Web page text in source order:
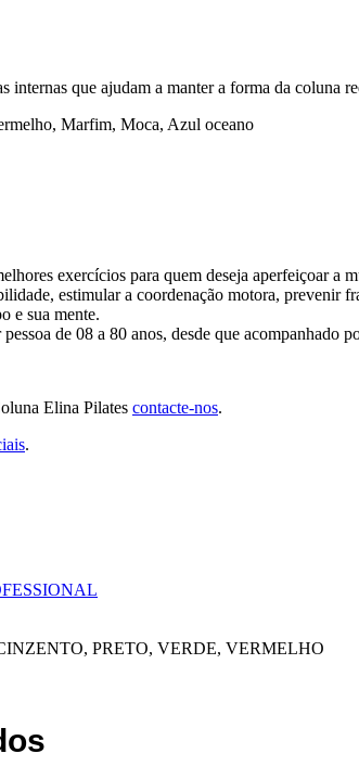
internas que ajudam a manter a forma da coluna
Marfim, Moca, Azul oceano
exercícios para quem deseja aperfeiçoar
estimular a coordenação motora, prevenir
e sua mente.
de 08 a 80 anos, desde que acompanhado
Elina Pilates contacte-nos.
.
PRETO, VERDE, VERMELHO